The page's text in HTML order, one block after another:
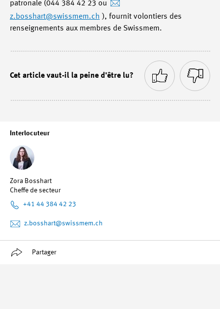
Interlocuteur
Zora Bosshart
Cheffe de secteur
+41 44 384 42 23
z.bosshart@swissmem.ch
Partager
patronale (044 384 42 23 ou
z.bosshart@swissmem.ch ), fournit volontiers des
renseignements aux membres de Swissmem.
Cet article vaut-il la peine d'être lu?